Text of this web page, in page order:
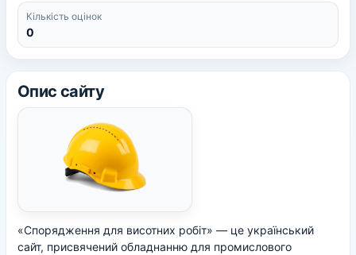
Кількість оцінок
0
Опис сайту
«Спорядження для висотних робіт» — це український
сайт, присвячений обладнанню для промислового